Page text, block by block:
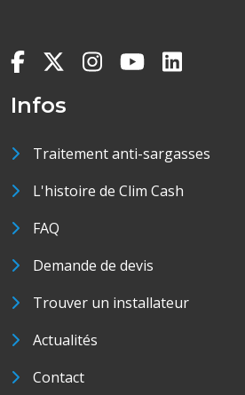
Infos
Traitement anti-sargasses
L'histoire de Clim Cash
FAQ
Demande de devis
Trouver un installateur
Actualités
Contact